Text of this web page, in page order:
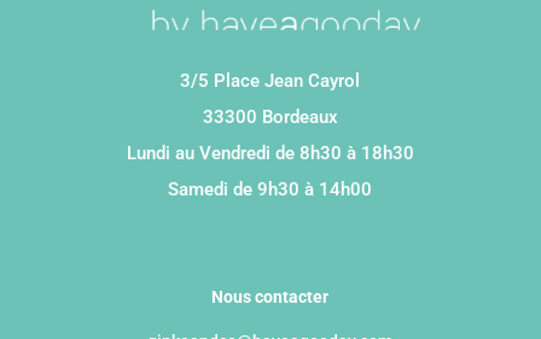
3/5 Place Jean Cayrol
33300 Bordeaux
Lundi au Vendredi de 8h30 à 18h30
Samedi de 9h30 à 14h00
Nous contacter